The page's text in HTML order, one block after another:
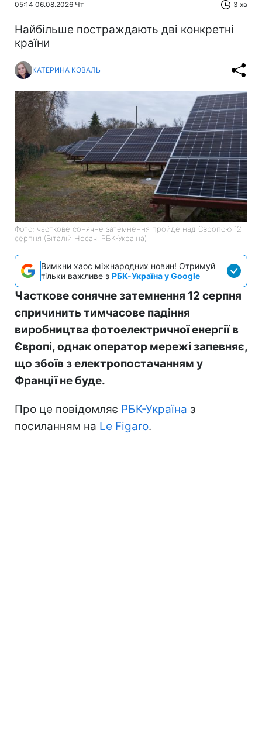
05:14 06.08.2026 Чт 3 хв
Найбільше постраждають дві конкретні
країни
КАТЕРИНА КОВАЛЬ
Фото: часткове сонячне затемнення пройде над Європою 12
серпня (Віталій Носач, РБК-Україна)
Вимкни хаос міжнародних новин! Отримуй
тільки важливе з РБК-Україна у Google
Часткове сонячне затемнення 12 серпня
спричинить тимчасове падіння
виробництва фотоелектричної енергії в
Європі, однак оператор мережі запевняє,
що збоїв з електропостачанням у
Франції не буде.
Про це повідомляє РБК-Україна з
посиланням на Le Figaro.